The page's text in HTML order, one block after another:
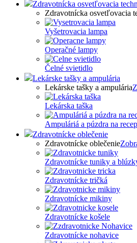
Zdravotnícka osvetľovacia
Zdravotnícka osvetľovacia
Vyšetrovacia lampa
Operačné lampy
Čelné svietidlo
Lekárske tašky a ampulária
Lekárske tašky a ampulária
Lekárska taška
Ampuláriá a púzdra na
Zdravotnícke oblečenie
Zdravotnícke oblečenie
Zdravotnícke tuniky a
Zdravotnícke tričká
Zdravotnícke mikiny
Zdravotnícke košele
Zdravotnícke nohavice